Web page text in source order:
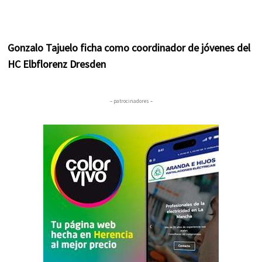
Gonzalo Tajuelo ficha como coordinador de jóvenes del
HC Elbflorenz Dresden
– patrocinadores –